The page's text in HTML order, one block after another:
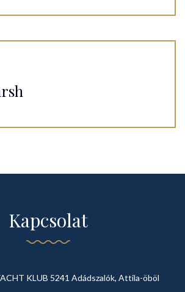
Kapcsolat
KLUB 5241 Adádszalók, Attila-öböl